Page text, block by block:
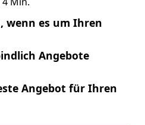
wenn es um Ihren
Angebote
Angebot für Ihren